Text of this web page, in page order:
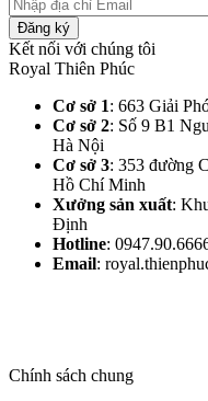
Đăng ký
Kết nối với chúng tôi
Royal Thiên Phúc
Cơ sở 1: 663 Giải
Cơ sở 2: Số 9 B1
Hà Nội​
Cơ sở 3: 353 đường
Hồ Chí Minh
Xưởng sản xuất:
Định​
Hotline:
Email:
Chính sách chung